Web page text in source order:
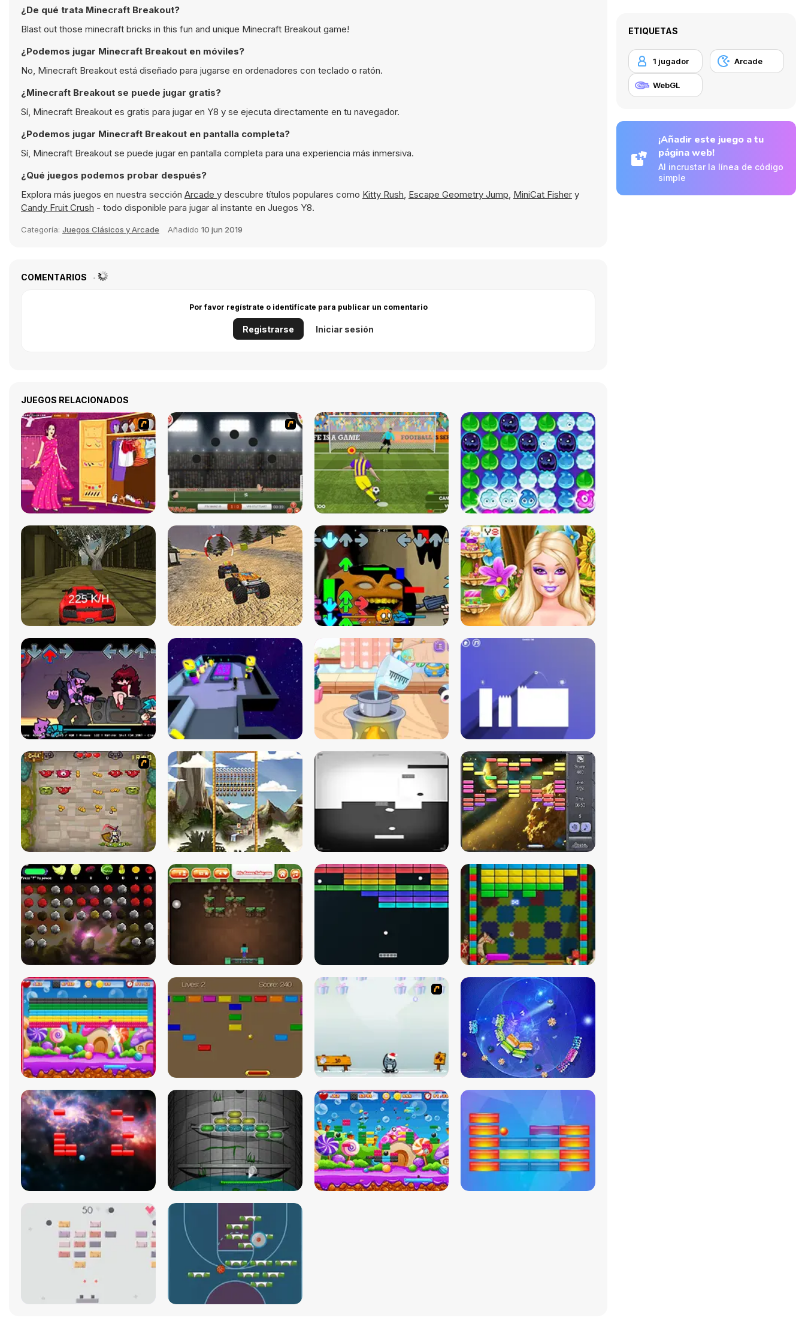
¿De qué trata Minecraft Breakout?
Blast out those minecraft bricks in this fun and unique Minecraft Breakout game!
¿Podemos jugar Minecraft Breakout en móviles?
No, Minecraft Breakout está diseñado para jugarse en ordenadores con teclado o ratón.
¿Minecraft Breakout se puede jugar gratis?
Sí, Minecraft Breakout es gratis para jugar en Y8 y se ejecuta directamente en tu navegador.
¿Podemos jugar Minecraft Breakout en pantalla completa?
Sí, Minecraft Breakout se puede jugar en pantalla completa para una experiencia más inmersiva.
¿Qué juegos podemos probar después?
Explora más juegos en nuestra sección Arcade y descubre títulos populares como Kitty Rush, Escape Geometry Jump, MiniCat Fisher y
Candy Fruit Crush - todo disponible para jugar al instante en Juegos Y8.
Categoría: Juegos Clásicos y Arcade Añadido 10 jun 2019
COMENTARIOS
Por favor regístrate o identifícate para publicar un comentario
Registrarse Iniciar sesión
JUEGOS RELACIONADOS
ETIQUETAS
1 jugador Arcade
WebGL
¡Añadir este juego a tu
página web!
Al incrustar la línea de código
simple